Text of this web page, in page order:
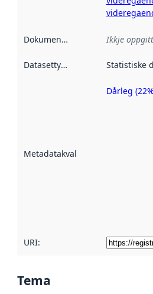
Dokumentasjon Ikkje oppgitt
Datasettype Statistiske
Metadatakvalitet
Dårleg
URI:
Tema